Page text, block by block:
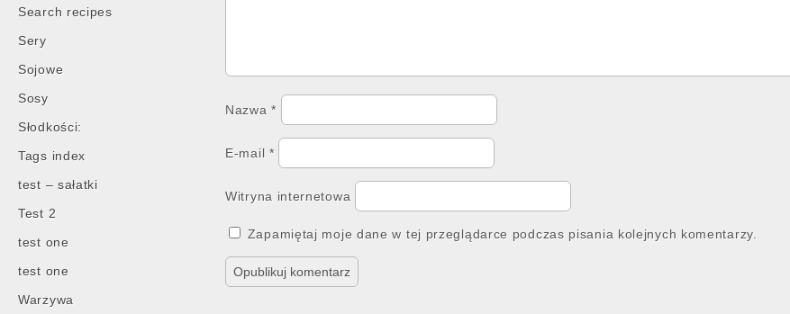
Search recipes
Sery
Sojowe
Sosy
Słodkości:
Tags index
test – sałatki
Test 2
test one
test one
Warzywa
Nazwa*
E-mail *
Witryna internetowa
Zapamiętaj moje dane w tej przeglądarce podczas pisania kolejnych komentarzy.